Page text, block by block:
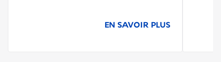
EN SAVOIR PLUS